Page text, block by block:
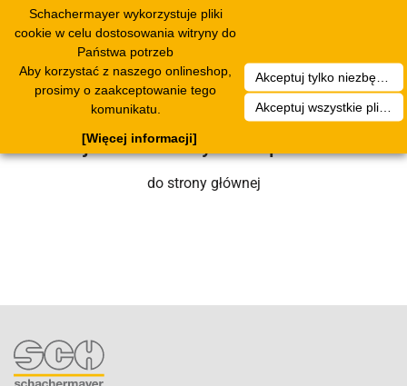
Schachermayer wykorzystuje pliki
cookie w celu dostosowania witryny do
Państwa potrzeb
Aby korzystać z naszego onlineshop,
prosimy o zaakceptowanie tego
komunikatu.
Akceptuj tylko niezbędne pliki cookies
Akceptuj wszystkie pliki cookies
[Więcej informacji]
Niestety wystąpił błąd techniczny. Nasz
zespół serwisowy wkrótce się nim
zajmie. Prosimy o cierpliwość.
do strony głównej